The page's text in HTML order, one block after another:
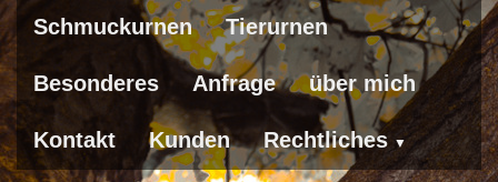
Schmuckurnen Tierurnen
Besonderes Anfrage über mich
Kontakt Kunden Rechtliches